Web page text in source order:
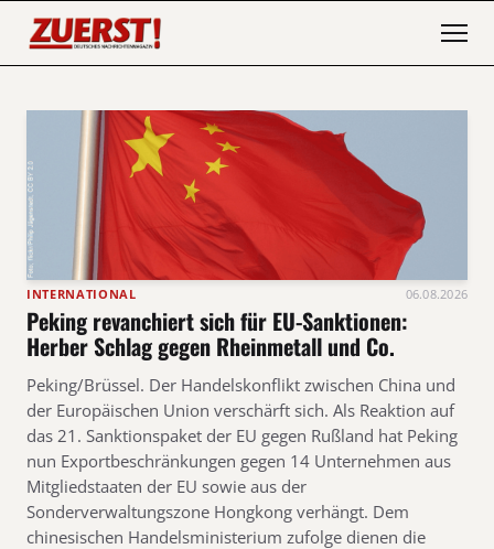
INTERNATIONAL 06.08.2026
Peking revanchiert sich für EU-Sanktionen:
Herber Schlag gegen Rheinmetall und Co.
Peking/Brüssel. Der Handelskonflikt zwischen China und
der Europäischen Union verschärft sich. Als Reaktion auf
das 21. Sanktionspaket der EU gegen Rußland hat Peking
nun Exportbeschränkungen gegen 14 Unternehmen aus
Mitgliedstaaten der EU sowie aus der
Sonderverwaltungszone Hongkong verhängt. Dem
chinesischen Handelsministerium zufolge dienen die